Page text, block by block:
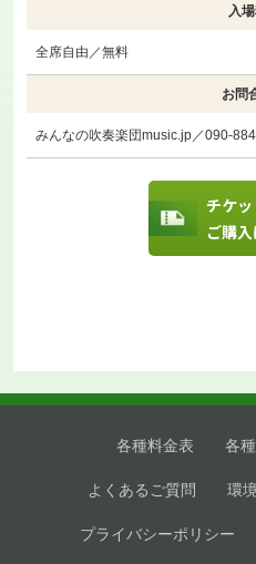
チケ
ご購
入
全席自由／無料
お問
みんなの吹奏楽団music.jp／090-
各種料金表 各
よくあるご質問 環
プライバシーポリシー